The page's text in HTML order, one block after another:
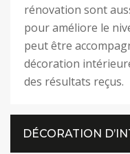
rénovation sont
pour améliore le
peut être
décoration
des résultats reçus.
DÉCORATION